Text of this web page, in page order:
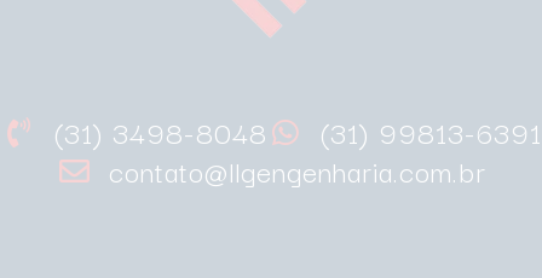
(31) 3498-8048
(31) 99813-6391
contato@llgengenharia.com.br